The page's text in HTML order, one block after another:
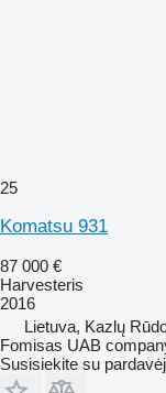
25
Komatsu 931
87 000 €
Harvesteris
2016
Lietuva, Kazlų
Fomisas UAB
Susisiekite su